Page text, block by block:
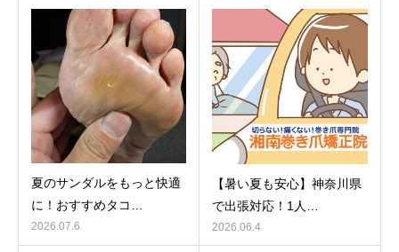
夏のサンダルをもっと快適
に！おすすめタコ…
2026.07.6
【暑い夏も安心】神奈川県
で出張対応！1人…
2026.06.4